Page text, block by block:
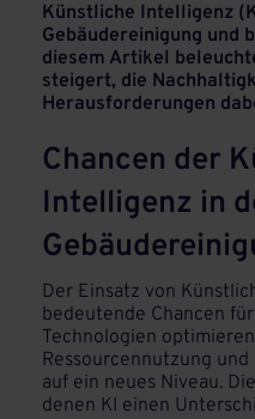
Künstliche Intelligenz
Gebäudereinigung und
diesem Artikel
steigert, die
Herausforderungen
Chancen der
Intelligenz in
Der Einsatz von
bedeutende Chancen
Technologien
Ressourcennutzung
auf ein neues Niveau.
denen KI einen